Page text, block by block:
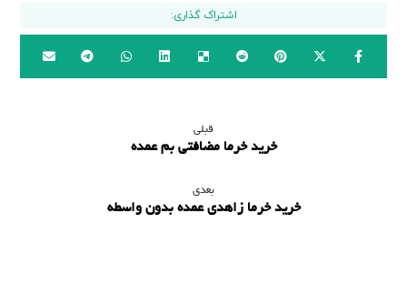
قبلی
خرید خرما مضافتی بم عمده
بعدی
خرید خرما زاهدی عمده بدون واسطه